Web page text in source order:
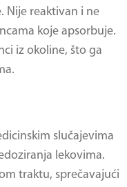
Nije reaktivan i ne
koje apsorbuje.
iz okoline, što ga
slučajevima
lekovima.
traktu, sprečavajući